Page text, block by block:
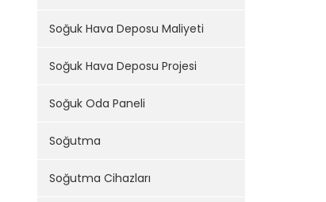
Soğuk Hava Deposu Maliyeti
Soğuk Hava Deposu Projesi
Soğuk Oda Paneli
Soğutma
Soğutma Cihazları